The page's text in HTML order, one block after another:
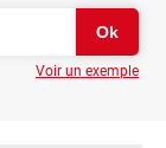
Voir un exemple